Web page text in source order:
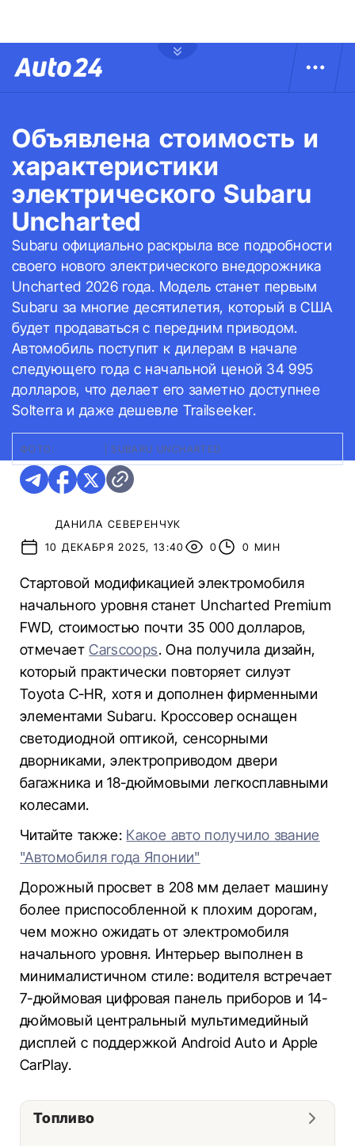
Объявлена стоимость и
характеристики
электрического Subaru
Uncharted
Subaru официально раскрыла все подробности
своего нового электрического внедорожника
Uncharted 2026 года. Модель станет первым
Subaru за многие десятилетия, который в США
будет продаваться с передним приводом.
Автомобиль поступит к дилерам в начале
следующего года с начальной ценой 34 995
долларов, что делает его заметно доступнее
Solterra и даже дешевле Trailseeker.
ФОТО: SUBARU UNCHARTED
ДАНИЛА СЕВЕРЕНЧУК
10 ДЕКАБРЯ 2025, 13:40
0 0 МИН
Стартовой модификацией электромобиля
начального уровня станет Uncharted Premium
FWD, стоимостью почти 35 000 долларов,
отмечаетCarscoops. Она получила дизайн,
который практически повторяет силуэт
Toyota C-HR, хотя и дополнен фирменными
элементами Subaru. Кроссовер оснащен
светодиодной оптикой, сенсорными
дворниками, электроприводом двери
багажника и 18-дюймовыми легкосплавными
колесами.
Читайте также: Какое авто получило звание
"Автомобиля года Японии"
Дорожный просвет в 208 мм делает машину
более приспособленной к плохим дорогам,
чем можно ожидать от электромобиля
начального уровня. Интерьер выполнен в
минималистичном стиле: водителя встречает
7-дюймовая цифровая панель приборов и 14-
дюймовый центральный мультимедийный
дисплей с поддержкой Android Auto и Apple
CarPlay.
Топливо